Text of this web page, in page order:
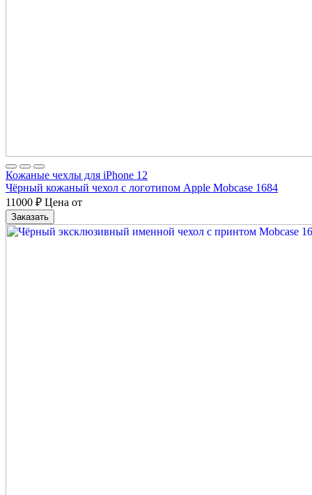
Кожаные чехлы для iPhone 12
Чёрный кожаный чехол с логотипом Apple Mobcase 1684
11000 ₽ Цена от
Заказать